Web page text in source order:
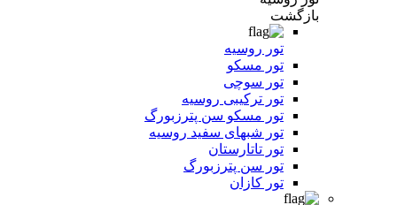
بازگشت
تور روسیه
تور مسکو
تور سوچی
تور ترکیبی روسیه
تور مسکو سن پترزبورگ
تور شبهای سفید روسیه
تور تاتارستان
تور سن پترزبورگ
تور کازان